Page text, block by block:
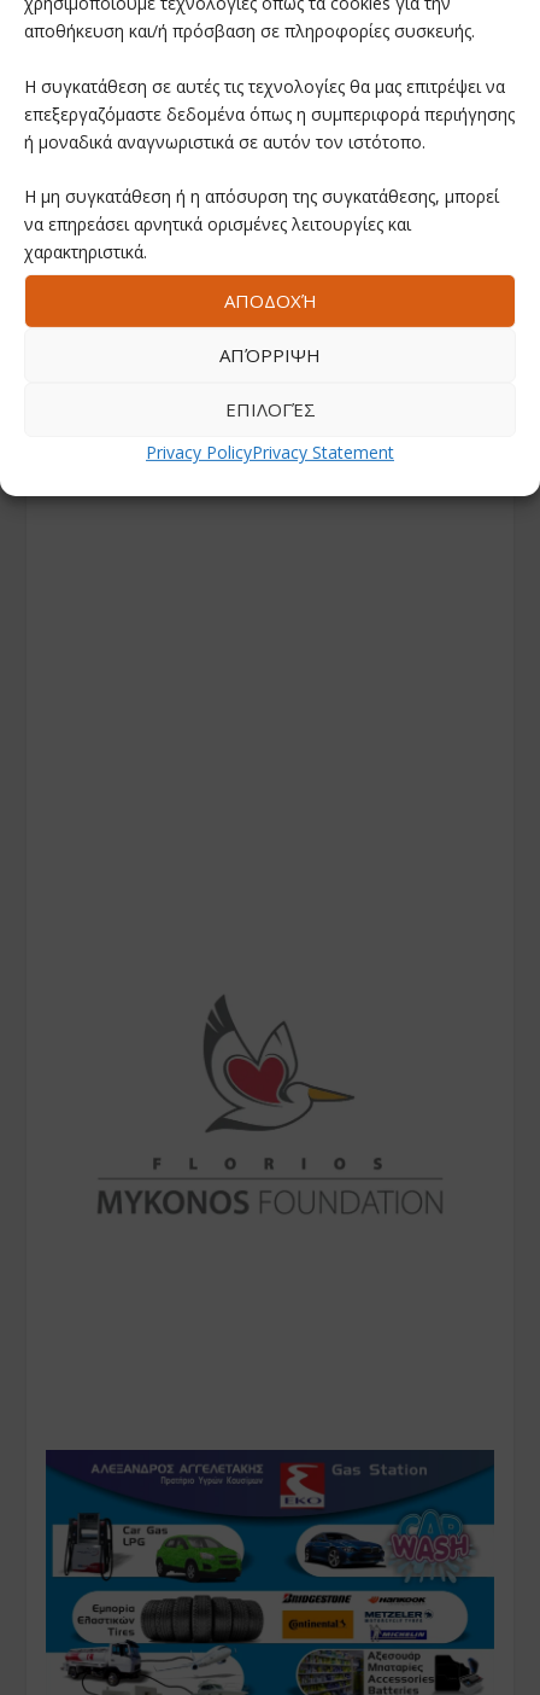
αποθήκευση και/ή πρόσβαση σε πληροφορίες συσκευής.
Η συγκατάθεση σε αυτές τις τεχνολογίες θα μας επιτρέψει να
επεξεργαζόμαστε δεδομένα όπως η συμπεριφορά περιήγησης
ή μοναδικά αναγνωριστικά σε αυτόν τον ιστότοπο.
Η μη συγκατάθεση ή η απόσυρση της συγκατάθεσης, μπορεί
να επηρεάσει αρνητικά ορισμένες λειτουργίες και
χαρακτηριστικά.
ΑΠΟΔΟΧΉ
ΑΠΌΡΡΙΨΗ
ΕΠΙΛΟΓΈΣ
Privacy PolicyPrivacy Statement